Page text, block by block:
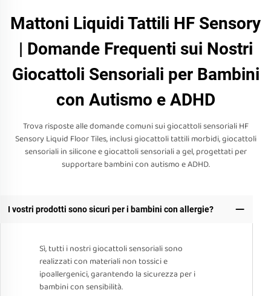
Mattoni Liquidi Tattili HF Sensory
| Domande Frequenti sui Nostri
Giocattoli Sensoriali per Bambini
con Autismo e ADHD
Trova risposte alle domande comuni sui giocattoli sensoriali HF
Sensory Liquid Floor Tiles, inclusi giocattoli tattili morbidi, giocattoli
sensoriali in silicone e giocattoli sensoriali a gel, progettati per
supportare bambini con autismo e ADHD.
I vostri prodotti sono sicuri per i bambini con allergie?
Sì, tutti i nostri giocattoli sensoriali sono
realizzati con materiali non tossici e
ipoallergenici, garantendo la sicurezza per i
bambini con sensibilità.